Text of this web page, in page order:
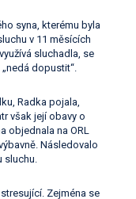
syna, kterému byla
v 11 měsících
sluchadla, se
dopustit“.
Radka pojala,
však její obavy o
objednala na ORL
Následovalo
sluchu.
Zejména se